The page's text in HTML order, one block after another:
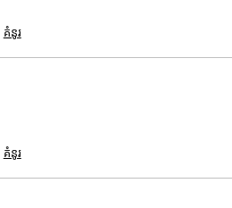
គំនូរ
គំនូរ